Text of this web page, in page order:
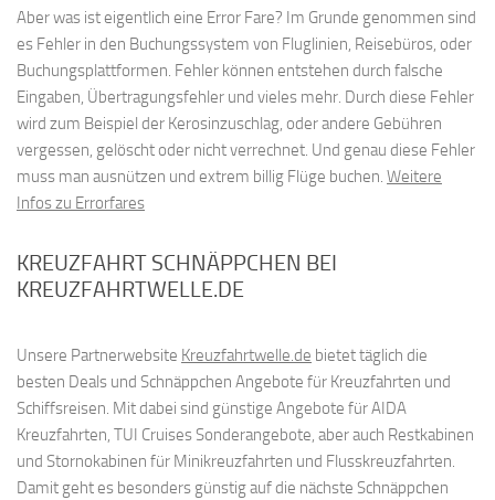
Aber was ist eigentlich eine Error Fare? Im Grunde genommen sind
es Fehler in den Buchungssystem von Fluglinien, Reisebüros, oder
Buchungsplattformen. Fehler können entstehen durch falsche
Eingaben, Übertragungsfehler und vieles mehr. Durch diese Fehler
wird zum Beispiel der Kerosinzuschlag, oder andere Gebühren
vergessen, gelöscht oder nicht verrechnet. Und genau diese Fehler
muss man ausnützen und extrem billig Flüge buchen. Weitere
Infos zu Errorfares
KREUZFAHRT SCHNÄPPCHEN BEI
KREUZFAHRTWELLE.DE
Unsere Partnerwebsite Kreuzfahrtwelle.de bietet täglich die
besten Deals und Schnäppchen Angebote für Kreuzfahrten und
Schiffsreisen. Mit dabei sind günstige Angebote für AIDA
Kreuzfahrten, TUI Cruises Sonderangebote, aber auch Restkabinen
und Stornokabinen für Minikreuzfahrten und Flusskreuzfahrten.
Damit geht es besonders günstig auf die nächste Schnäppchen